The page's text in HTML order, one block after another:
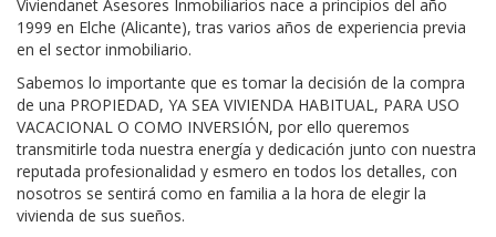
Viviendanet Asesores Inmobiliarios nace a principios del año
1999 en Elche (Alicante), tras varios años de experiencia previa
en el sector inmobiliario.
Sabemos lo importante que es tomar la decisión de la compra
de una PROPIEDAD, YA SEA VIVIENDA HABITUAL, PARA USO
VACACIONAL O COMO INVERSIÓN, por ello queremos
transmitirle toda nuestra energía y dedicación junto con nuestra
reputada profesionalidad y esmero en todos los detalles, con
nosotros se sentirá como en familia a la hora de elegir la
vivienda de sus sueños.